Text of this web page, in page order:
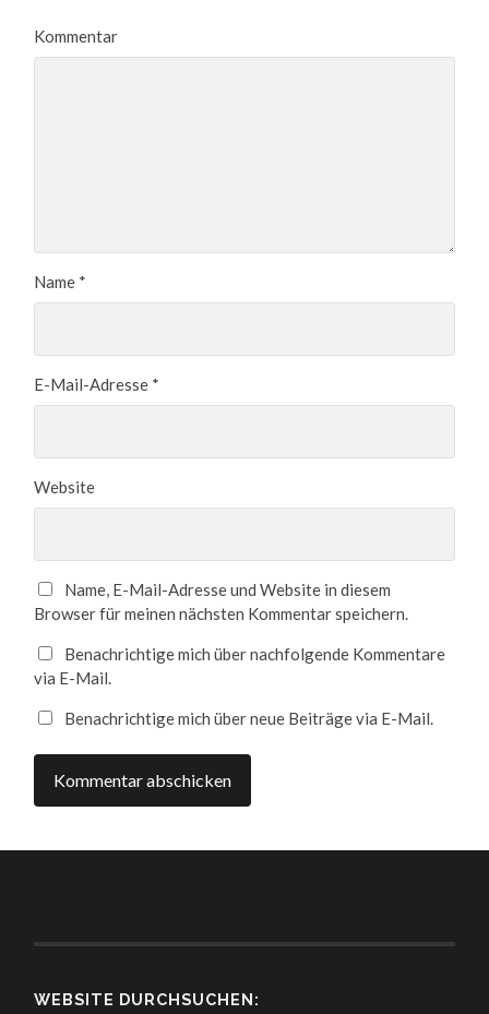
Kommentar
Name *
E-Mail-Adresse *
Website
Name, E-Mail-Adresse und Website in diesem
Browser für meinen nächsten Kommentar speichern.
Benachrichtige mich über nachfolgende Kommentare
via E-Mail.
Benachrichtige mich über neue Beiträge via E-Mail.
WEBSITE DURCHSUCHEN: